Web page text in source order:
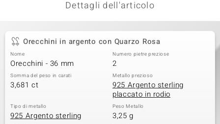
Dettagli dell'articolo
Orecchini in argento con Quarzo Rosa
Nome
Orecchini - 36 mm
Numero pietre preziose
2
Somma del peso in carati
3,681 ct
Metallo prezioso
925 Argento sterling
placcato in rodio
Tipo di metallo
925 Argento sterling
Peso Metallo
3,25 g